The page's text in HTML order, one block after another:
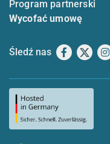
Program partnerski
Wycofać umowę
Śledź nas Facebook
X